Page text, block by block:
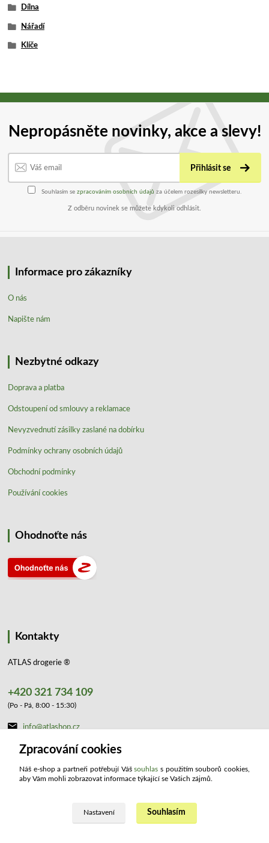
Dílna
Nářadí
Klíče
Nepropásněte novinky, akce a slevy!
Přihlásit se
Souhlasím se zpracováním osobních údajů za účelem rozesílky newsletteru.
Z odběru novinek se můžete kdykoli odhlásit.
Informace pro zákazníky
O nás
Napište nám
Nezbytné odkazy
Doprava a platba
Odstoupení od smlouvy a reklamace
Nevyzvednutí zásilky zaslané na dobírku
Podmínky ochrany osobních údajů
Obchodní podmínky
Používání cookies
Ohodnoťte nás
Kontakty
ATLAS drogerie ®
+420 321 734 109
(Po - Pá, 8:00 - 15:30)
info@atlashop.cz
Upravit sběr cookies.
Zpracování cookies
Náš e-shop a partneři potřebují Vášsouhlas s použitím souborů cookies,
aby Vám mohli zobrazovat informace týkající se Vašich zájmů.
Nastavení Souhlasím